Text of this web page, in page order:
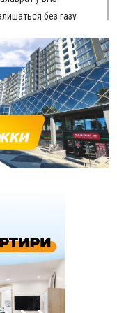
без газу
Франківець Лев
на лижах,
який три дні
на атаки на
рідну Коломию з
та Яремче
хлопчика: суд
посуха - рівні